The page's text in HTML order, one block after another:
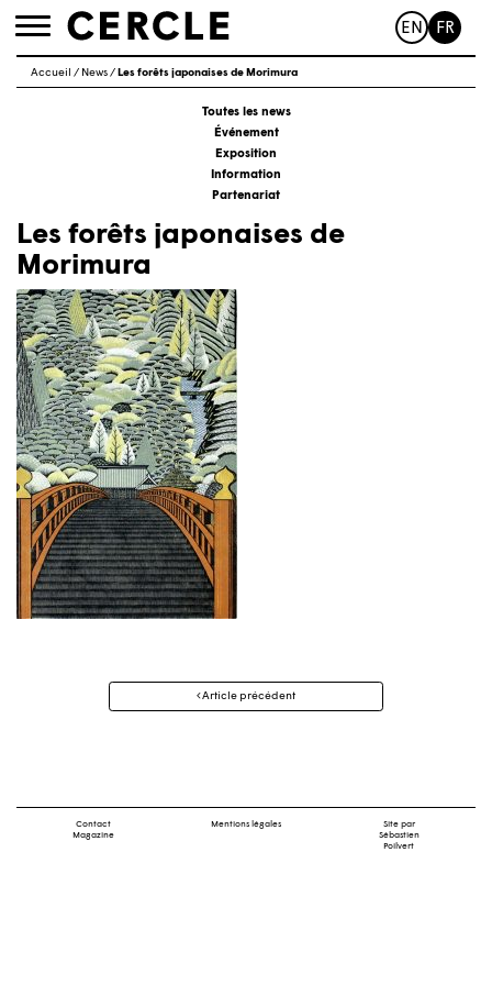
Toggle
EN FR
Accueil / News/ Les forêts japonaises de Morimura
Toutes les news
Événement
Exposition
Information
Partenariat
Les forêts japonaises de
Morimura
Navigation
Article précédent
Contact
Magazine
Mentions légales
Site par
Sébastien
Poilvert